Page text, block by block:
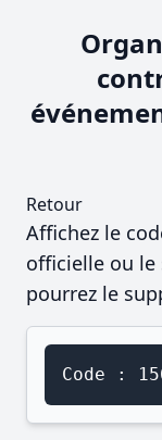
Retour
Affichez le
officielle ou le
pourrez le
Code :